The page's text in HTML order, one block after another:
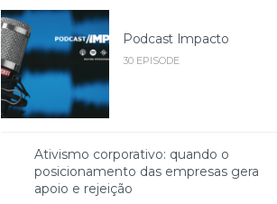
Podcast Impacto
30 EPISODE
Ativismo corporativo: quando o
posicionamento das empresas gera
apoio e rejeição